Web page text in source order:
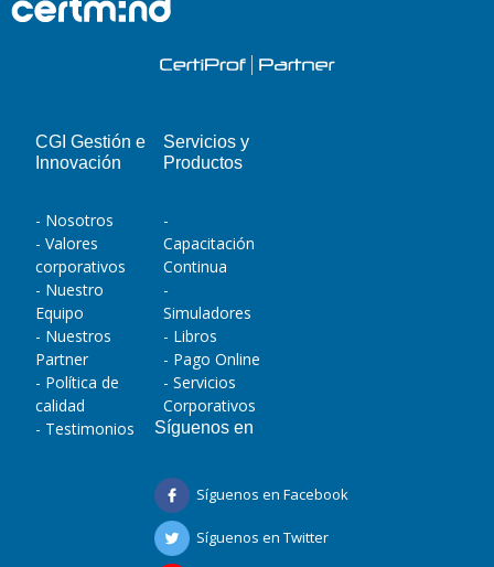
CGI Gestión e
Innovación
- Nosotros
- Valores
corporativos
- Nuestro
Equipo
- Nuestros
Partner
- Política de
calidad
- Testimonios
Servicios y
Productos
-
Capacitación
Continua
-
Simuladores
- Libros
- Pago Online
- Servicios
Corporativos
Síguenos en
Síguenos en Facebook
Síguenos en Twitter